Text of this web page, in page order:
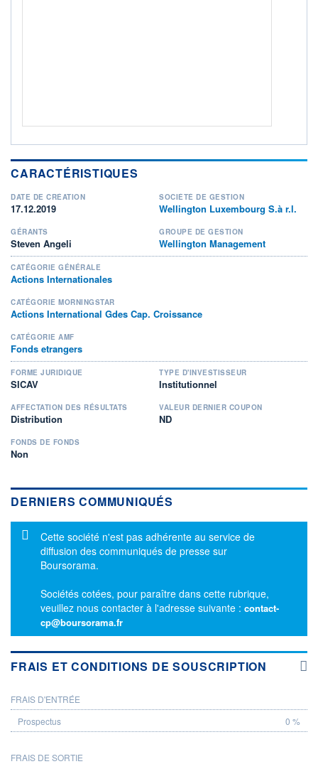
CARACTÉRISTIQUES
DATE DE CRÉATION
17.12.2019
SOCIÉTÉ DE GESTION
Wellington Luxembourg S.à r.l.
GÉRANTS
Steven Angeli
GROUPE DE GESTION
Wellington Management
CATÉGORIE GÉNÉRALE
Actions Internationales
CATÉGORIE MORNINGSTAR
Actions International Gdes Cap. Croissance
CATÉGORIE AMF
Fonds etrangers
FORME JURIDIQUE
SICAV
TYPE D'INVESTISSEUR
Institutionnel
AFFECTATION DES RÉSULTATS
Distribution
VALEUR DERNIER COUPON
ND
FONDS DE FONDS
Non
DERNIERS COMMUNIQUÉS
Message d'information
Cette société n'est pas adhérente au service de
diffusion des communiqués de presse sur
Boursorama.
Sociétés cotées, pour paraître dans cette rubrique,
veuillez nous contacter à l'adresse suivante : contact-
cp@boursorama.fr
FRAIS ET CONDITIONS DE SOUSCRIPTION
PROSPECTUS
FRAIS D'ENTRÉE
0 %
FRAIS DE SORTIE